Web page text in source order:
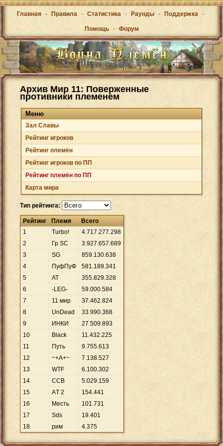
Главная - Правила - Статистика - Раунды - Поддержка -
Помощь - Форум
Архив Мир 11: Поверженные
противники племенем
Меню
Зал Cлавы
Рейтинг игроков
Рейтинг племён
Рейтинг игроков по ПП
Рейтинг племён по ПП
Карта мира
Тип рейтинга:
Рейтинг Племя
Всего
1
Turbo! 4.717.277.298
2
Гр SC 3.927.657.689
3
SG 859.130.638
4
ПуфПуФ 581.189.341
5
АТ 355.829.328
6
-LEG- 59.000.584
7
11 мир 37.462.824
8
UnDead 33.990.368
9
ИНКИ 27.509.893
10
Black 11.432.225
11
Путь 9.755.613
12
~+A+~ 7.138.527
13
WTF 6.100.302
14
ССВ 5.029.159
15
AТ 2 154.441
16
Месть 101.731
17
Sds 19.401
18
рим 4.375